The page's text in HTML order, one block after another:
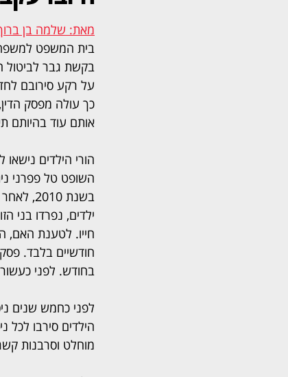
מאת: שלמה בן
בית המשפט
בקשת גבר לביטול
על רקע סירובם
כך עולה מפסק
אותם עוד בהיותם
הורי הילדים נישאו
השופט טל פפרני
בשנת
ילדים, נפרדו בני
חייו. לטענת האם,
בחודש. לפני
לפני כחמש שנים
הילדים סירבו לכל
מוחלט וסרבנות